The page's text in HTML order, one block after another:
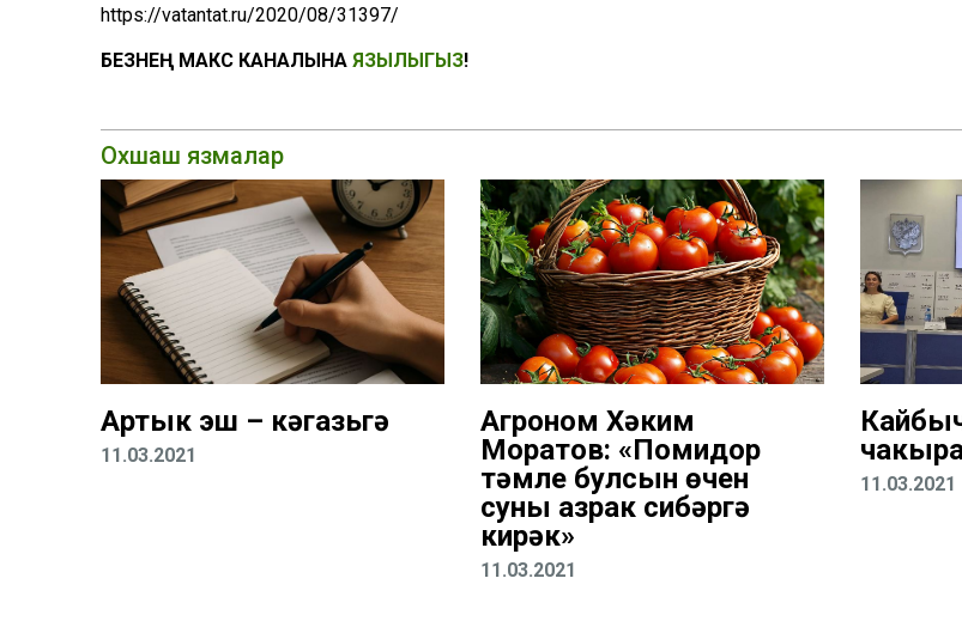
https://vatantat.ru/2020/08/31397/
БЕЗНЕҢ МАКС КАНАЛЫНА ЯЗЫЛЫГЫЗ!
Охшаш язмалар
Артык эш – кәгазьгә
11.03.2021
Агроном Хәким
Моратов: «Помидор
тәмле булсын өчен
суны азрак сибәргә
кирәк»
11.03.2021
11.03.2021